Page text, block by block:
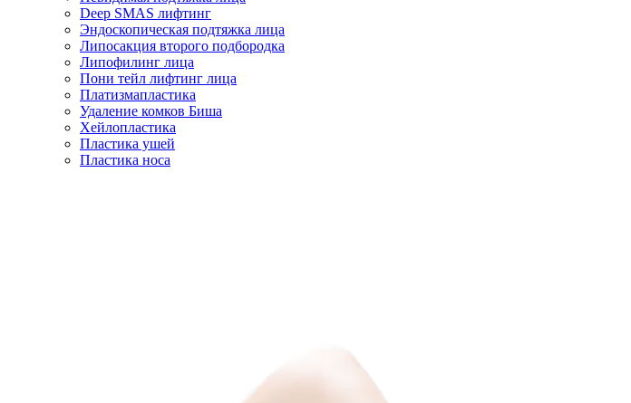
Deep SMAS лифтинг
Эндоскопическая подтяжка лица
Липосакция второго подбородка
Липофилинг лица
Пони тейл лифтинг лица
Платизмапластика
Удаление комков Биша
Хейлопластика
Пластика ушей
Пластика носа